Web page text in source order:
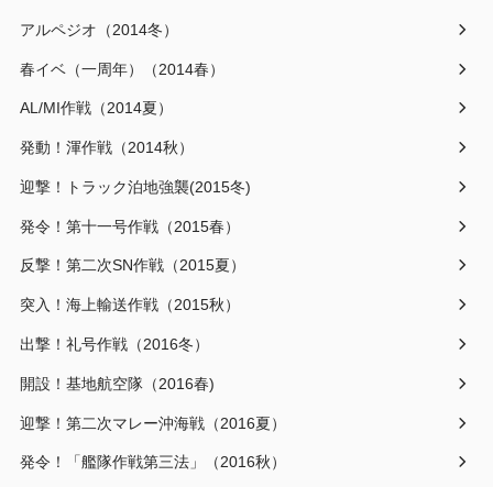
アルペジオ（2014冬）
春イベ（一周年）（2014春）
AL/MI作戦（2014夏）
発動！渾作戦（2014秋）
迎撃！トラック泊地強襲(2015冬)
発令！第十一号作戦（2015春）
反撃！第二次SN作戦（2015夏）
突入！海上輸送作戦（2015秋）
出撃！礼号作戦（2016冬）
開設！基地航空隊（2016春)
迎撃！第二次マレー沖海戦（2016夏）
発令！「艦隊作戦第三法」（2016秋）